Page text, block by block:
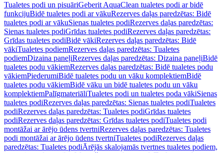
Tualetes podi un pisuāriGeberit AquaClean tualetes podi ar bidē
funkcijuBidē tualetes podi ar vākuRezerves daļas paredzētas: Bidē
tualetes podi ar vākuSienas tualetes podiRezerves daļas paredzētas:
Sienas tualetes podiGrīdas tualetes podiRezerves daļas paredzētas:
Grīdas tualetes podiBidē vākiRezerves daļas paredzētas: Bidē
vākiTualetes podiemRezerves daļas paredzētas: Tualetes
podiemDizaina paneļiRezerves daļas paredzētas: Dizaina paneļiBidē
tualetes podu vākiemRezerves daļas paredzētas: Bidē tualetes podu
vākiemPiederumiBidē tualetes podu un vāku komplektiemBidē
tualetes podu vākiemBidē vāku un bidē tualetes podu un vāku
komplektiemPalīgmateriāliTualetes podi un tualetes poda vākiSienas
tualetes podiRezerves daļas paredzētas: Sienas tualetes podiTualetes
podiRezerves daļas paredzētas: Tualetes podiGrīdas tualetes
podiRezerves daļas paredzētas: Grīdas tualetes podiTualetes podi
montāžai ar ārējo ūdens tvertniRezerves daļas paredzētas: Tualetes
podi montāžai ar ārējo ūdens tvertniTualetes podiRezerves daļas
paredzētas: Tualetes podiĀrējās skalojamās tvertnes tualetes podiem,